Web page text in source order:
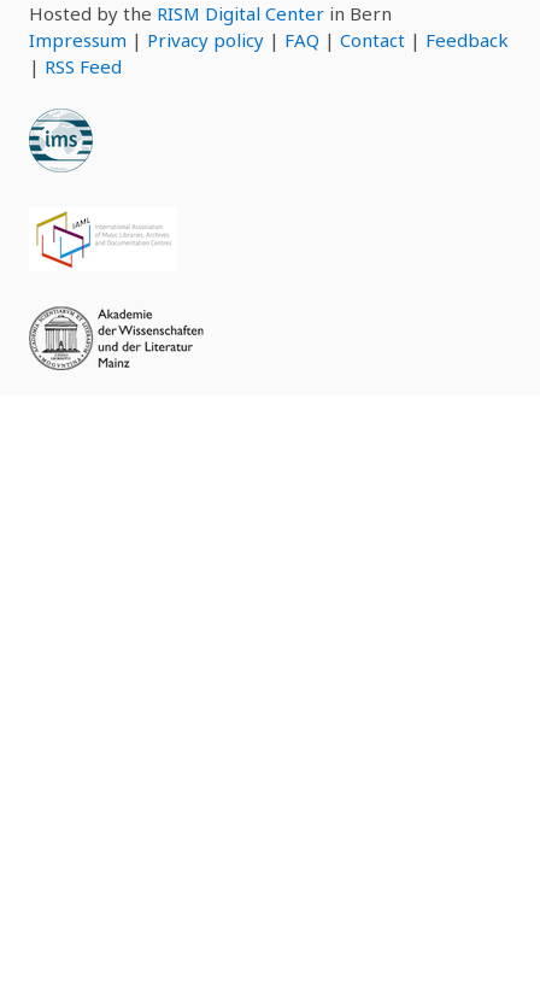
Hosted by the RISM Digital Center in Bern
Impressum | Privacy policy | FAQ | Contact | Feedback
| RSS Feed